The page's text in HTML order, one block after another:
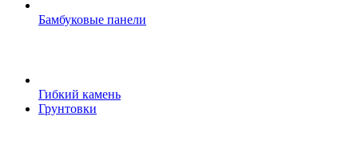
Бамбуковые панели
Гибкий камень
Грунтовки